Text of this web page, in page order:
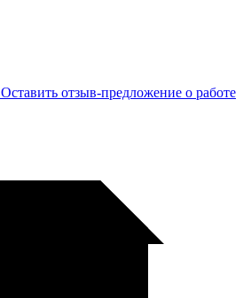
Оставить отзыв-предложение о работе